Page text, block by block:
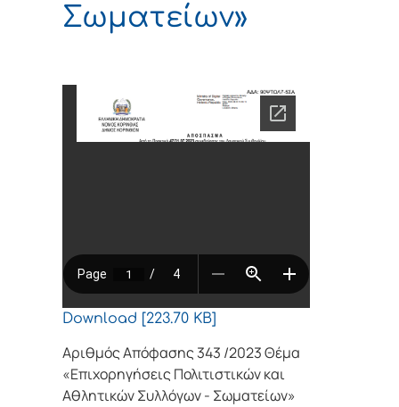
Σωματείων»
Download [223.70 KB]
Αριθμός Απόφασης 343 /2023 Θέμα
«Επιχορηγήσεις Πολιτιστικών και
Αθλητικών Συλλόγων - Σωματείων»